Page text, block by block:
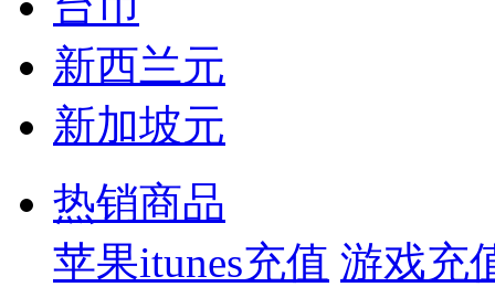
新西兰元
新加坡元
热销商品
苹果itunes充值 游戏充